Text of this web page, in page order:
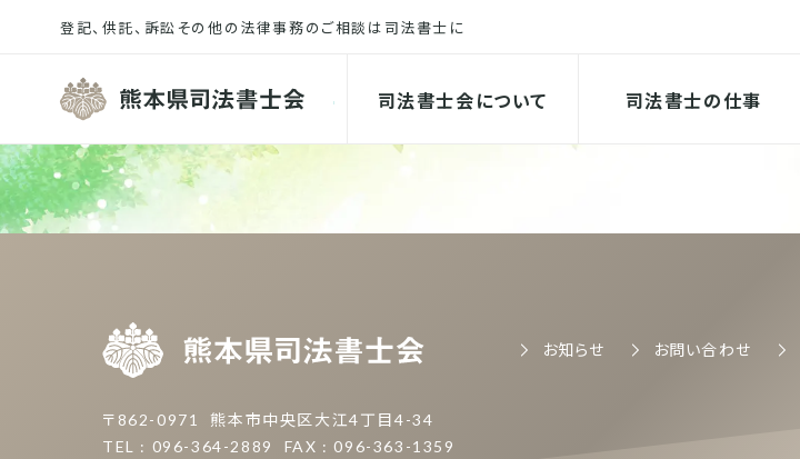
熊本県司法書士会
司法書士会について 司法書士の仕事
熊本県司法書士会
〒862-0971
熊本市中央区大江4丁目4-34
TEL : 096-364-2889
FAX : 096-363-1359
お知らせ お問い合わせ